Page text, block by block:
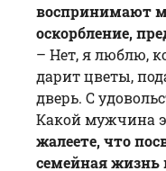
воспринимают
оскорбление,
– Нет, я люблю,
дарит цветы,
дверь. С
Какой мужчина
жалеете, что
семейная жизнь